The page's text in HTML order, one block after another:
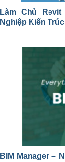
Làm Chủ
Nghiệp Kiến
BIM Manager –